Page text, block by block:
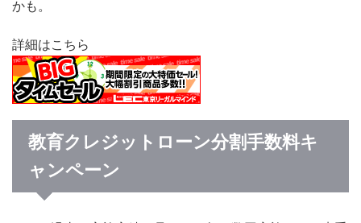
かも。
詳細はこちら
教育クレジットローン分割手数料キ
ャンペーン